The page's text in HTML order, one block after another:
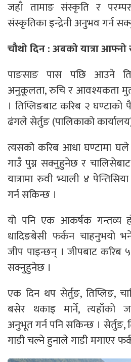
जहाँ तामाङ संस्कृति र
संस्कृतिका इन्द्रेनी अनुभव गर्न
चौथो दिन : अबको यात्रा
पाङसाङ पास पछि आउने
अनुकूलता, रुचि र आवश्यकता
। तिप्लिङबाट करिब २ घण्टाको
ढंगले सेर्तुङ (पालिकाको
त्यसको करिब आधा घण्टामा
गाउँ पुग्न सक्नुहुनेछ र
यात्रामा रुवी भ्याली ४
गर्न सकिन्छ ।
यो पनि एक आकर्षक गन्तव्य
धादिङबेसी फर्कन चाहनुभयो
जीप पाइन्छन् । जीपबाट करिब
सक्नुहुनेछ ।
एक दिन थप सेर्तुङ, तिप्लिङ,
बसेर थकाइ मार्ने, त्यहाँको
अनुभूत गर्न पनि सकिन्छ । सेर्तुङ,
गाडी चल्ने हुनाले गाडी मगाएर